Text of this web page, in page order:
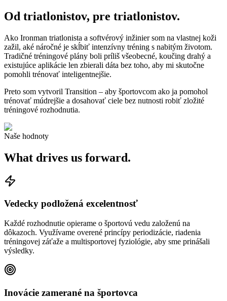
Od triatlonistov, pre triatlonistov.
Ako Ironman triatlonista a softvérový inžinier som na vlastnej koži
zažil, aké náročné je skĺbiť intenzívny tréning s nabitým životom.
Tradičné tréningové plány boli príliš všeobecné, koučing drahý a
existujúce aplikácie len zbierali dáta bez toho, aby mi skutočne
pomohli trénovať inteligentnejšie.
Preto som vytvoril Transition – aby športovcom ako ja pomohol
trénovať múdrejšie a dosahovať ciele bez nutnosti robiť zložité
tréningové rozhodnutia.
Naše hodnoty
What drives us forward.
Vedecky podložená excelentnosť
Každé rozhodnutie opierame o športovú vedu založenú na
dôkazoch. Využívame overené princípy periodizácie, riadenia
tréningovej záťaže a multisportovej fyziológie, aby sme prinášali
výsledky.
Inovácie zamerané na športovca